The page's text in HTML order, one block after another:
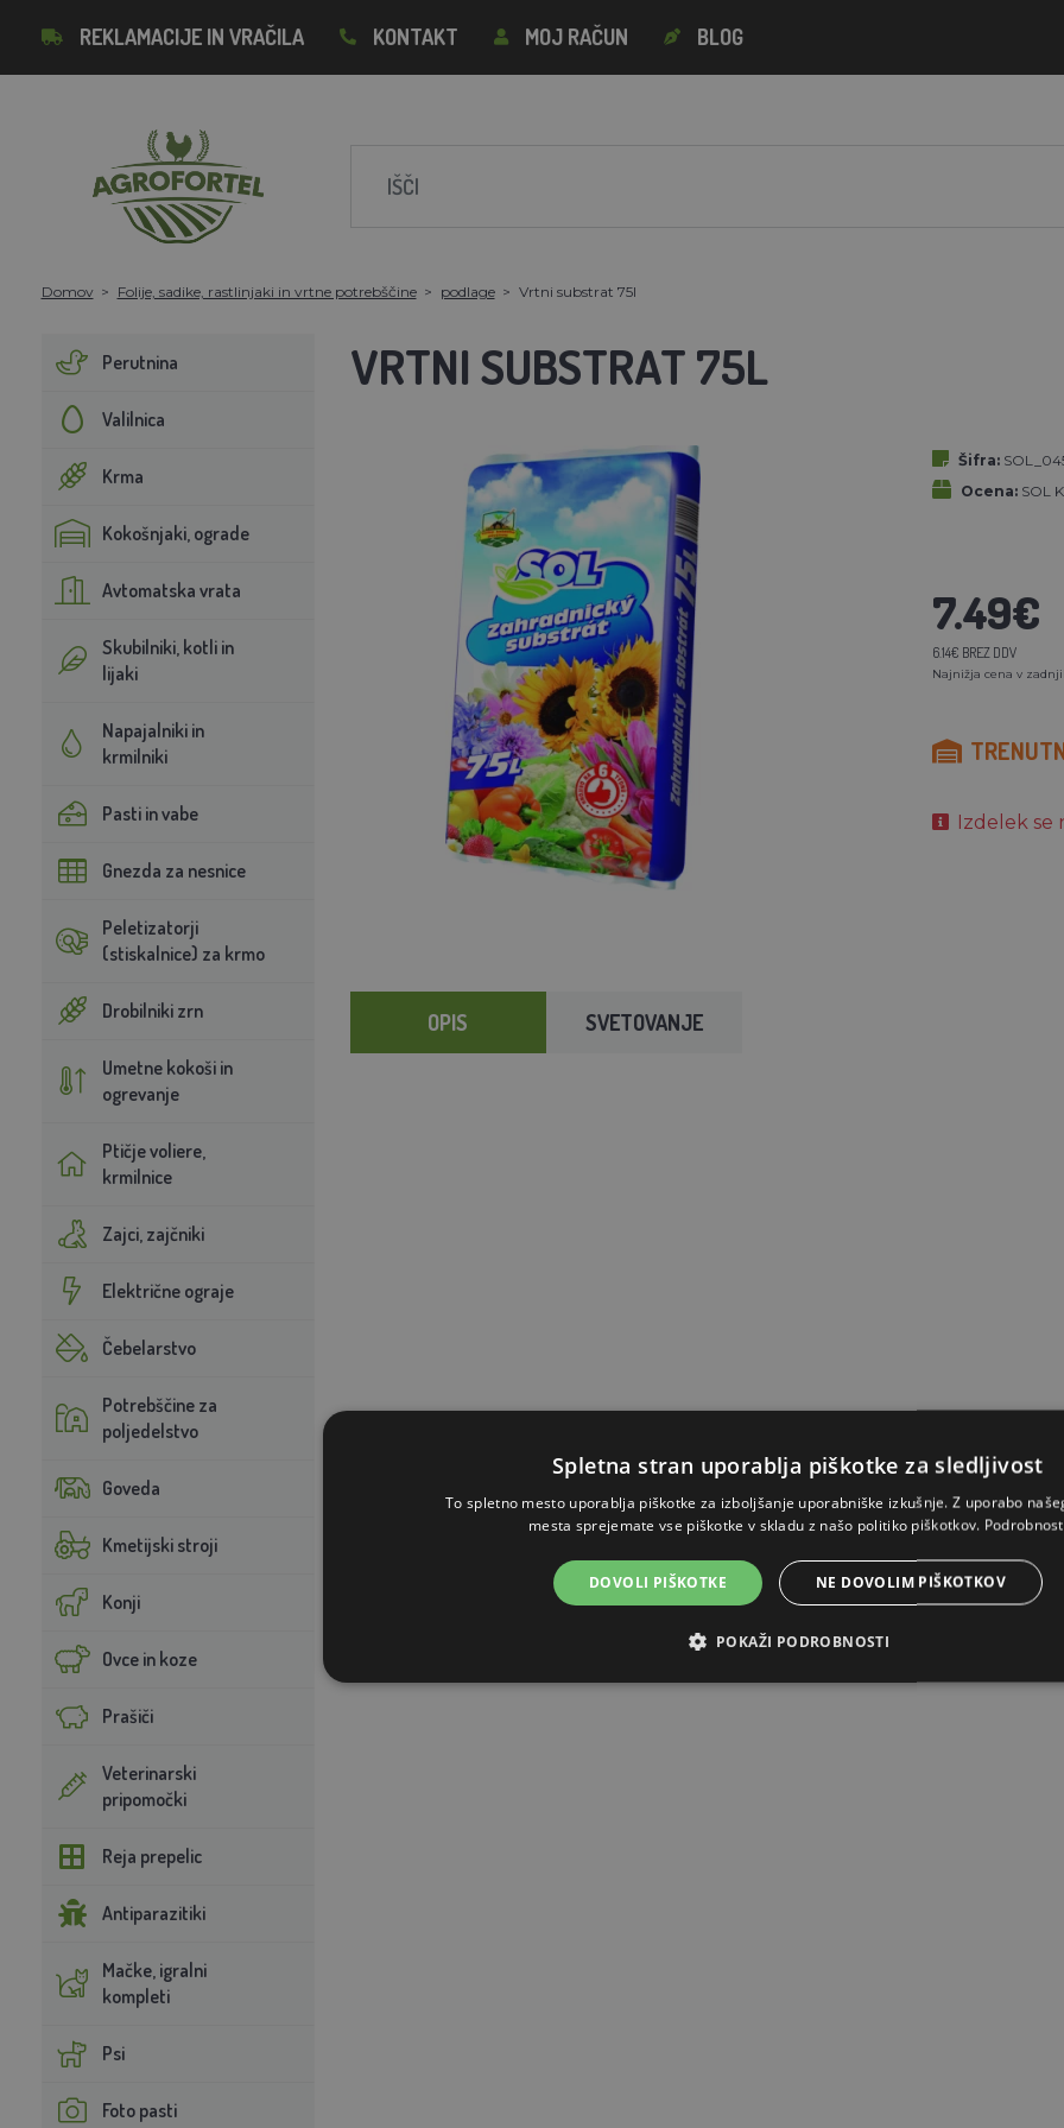
REKLAMACIJE IN VRAČILA KONTAKT MOJ RAČUN BLOG
Domov Folije, sadike, rastlinjaki in vrtne potrebščine podlage Vrtni substrat 75l
Perutnina
Valilnica
Krma
Kokošnjaki, ograde
Avtomatska vrata
Skubilniki, kotli in
lijaki
Napajalniki in
krmilniki
Pasti in vabe
Gnezda za nesnice
Peletizatorji
(stiskalnice) za krmo
Drobilniki zrn
Umetne kokoši in
ogrevanje
Ptičje voliere,
krmilnice
Zajci, zajčniki
Električne ograje
Čebelarstvo
Potrebščine za
poljedelstvo
Goveda
Kmetijski stroji
Konji
Ovce in koze
Prašiči
Veterinarski
pripomočki
Reja prepelic
Antiparazitiki
Mačke, igralni
kompleti
Psi
Foto pasti
VRTNI SUBSTRAT 75L
Šifra:
Ocena: SOL
7.49€
6.14€ BREZ DDV
Najnižja cena v
Izdelek se
OPIS SVETOVANJE
Spletna stran uporablja piškotke za sledljivost
To spletno mesto uporablja piškotke za izboljšanje uporabniške izkušnje. Z uporabo
mesta sprejemate vse piškotke v skladu z našo politiko piškotkov.
DOVOLI PIŠKOTKE NE DOVOLIM PIŠKOTKOV
POKAŽI PODROBNOSTI